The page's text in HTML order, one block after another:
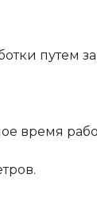
путем
время